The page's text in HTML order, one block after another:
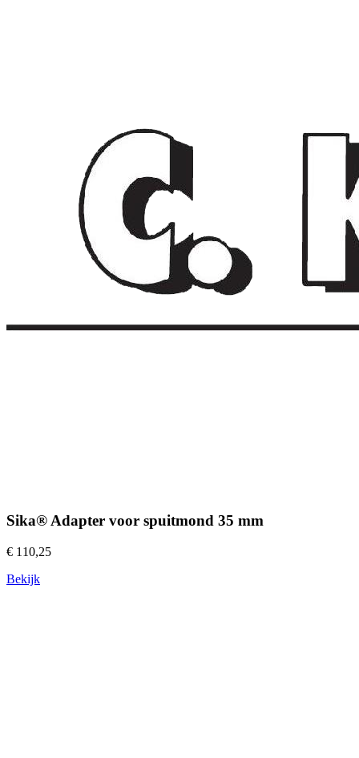
Sika® Adapter voor spuitmond 35 mm
€ 110,25
Bekijk